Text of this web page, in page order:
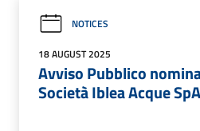
NOTICES
18 AUGUST 2025
Avviso Pubblico
Società Iblea Acque SpA